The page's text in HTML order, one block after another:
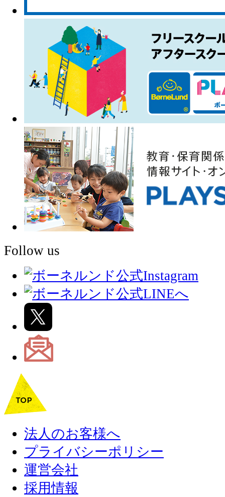
Follow us
法人のお客様へ
プライバシーポリシー
運営会社
採用情報